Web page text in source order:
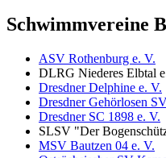
Schwimmvereine
ASV Rothenburg e. V.
DLRG Niederes Elbtal
Dresdner Delphine e. V.
Dresdner Gehörlosen
Dresdner SC 1898 e. V.
SLSV "Der
MSV Bautzen 04 e. V.